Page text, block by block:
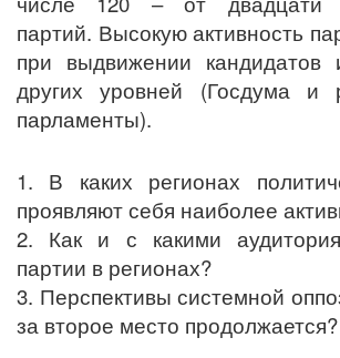
партий. Высокую активность
при выдвижении
других уровней (Госдума и
парламенты).
1. В каких регионах
проявляют себя наиболее
2. Как и с какими
партии в регионах?
3. Перспективы системной
за второе место продолжается?